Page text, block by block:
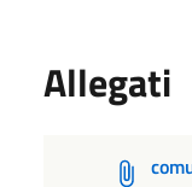
Allegati